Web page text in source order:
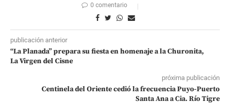
0 comentario
publicación anterior
“La Planada” prepara su fiesta en homenaje a la Churonita,
La Virgen del Cisne
próxima publicación
Centinela del Oriente cedió la frecuencia Puyo-Puerto
Santa Ana a Cia. Río Tigre